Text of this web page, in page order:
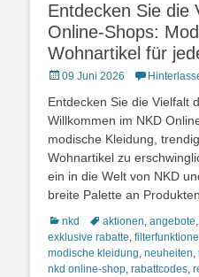
Entdecken Sie die
Online-Shops:
Wohnartikel für
Posted
09 Juni 2026
Entdecken Sie die Vielfalt
Willkommen im NKD
modische Kleidung,
Wohnartikel zu
ein in die Welt von NKD
breite Palette an
Kategorien
nkd Schlagworte
aktionen, angebote,
exklusive rabatte,
modische kleidung, neuheiten,
nkd online-shop, rabattcodes,